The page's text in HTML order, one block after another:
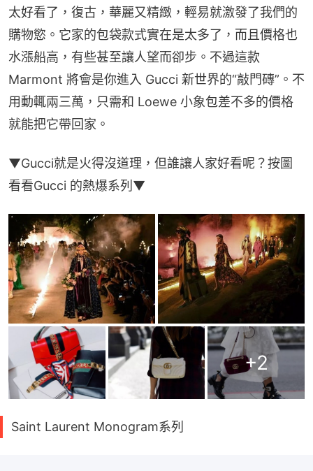
太好看了，復古，華麗又精緻，輕易就激發了我們的
購物慾。它家的包袋款式實在是太多了，而且價格也
水漲船高，有些甚至讓人望而卻步。不過這款
Marmont 將會是你進入 Gucci 新世界的“敲門磚”。不
用動輒兩三萬，只需和 Loewe 小象包差不多的價格
就能把它帶回家。
▼Gucci就是火得沒道理，但誰讓人家好看呢？按圖
看看Gucci 的熱爆系列▼
+2
Saint Laurent Monogram系列